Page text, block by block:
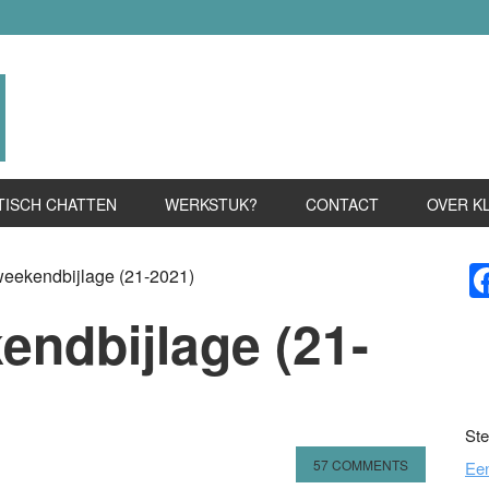
CHATTEN WERKSTUK? CONTACT OVER
(21-2021)
(21-
57 COMMENTS